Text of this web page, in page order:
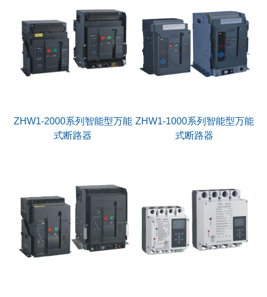
ZHW1-2000系列智能型万能
式断路器
ZHW1-1000系列智能型万能
式断路器